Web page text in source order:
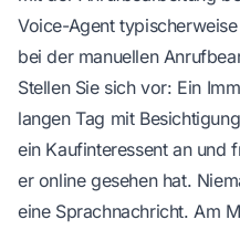
Voice-Agent
bei der manuellen
Stellen Sie sich vor: Ein
langen Tag mit
ein Kaufinteressent an und
er online gesehen hat.
eine Sprachnachricht. Am